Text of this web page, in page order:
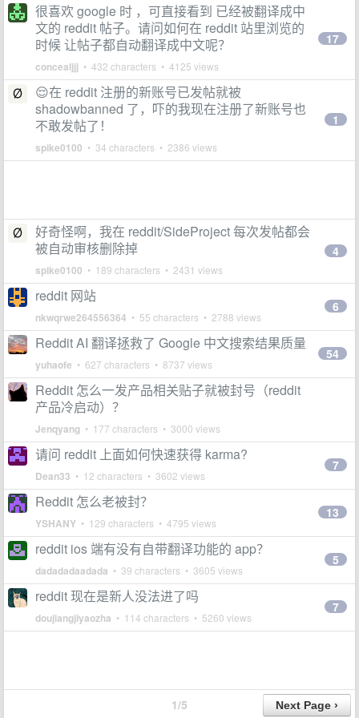
很喜欢 google 时 ，可直接看到 已经被翻译成中
文的 reddit 帖子。请问如何在 reddit 站里浏览的
时候 让帖子都自动翻译成中文呢？
concealjjj • 432 characters • 4125 views
17
😌在 reddit 注册的新账号已发帖就被
shadowbanned 了，吓的我现在注册了新账号也
不敢发帖了！
spike0100 • 34 characters • 2386 views
1
好奇怪啊，我在 reddit/SideProject 每次发帖都会
被自动审核删除掉
spike0100 • 189 characters • 2431 views
4
reddit 网站
nkwqrwe264556364 • 55 characters • 2788 views
6
Reddit AI 翻译拯救了 Google 中文搜索结果质量
yuhaofe • 627 characters • 8737 views
54
Reddit 怎么一发产品相关贴子就被封号（reddit
产品冷启动）？
Jenqyang • 177 characters • 3000 views
请问 reddit 上面如何快速获得 karma?
Dean33 • 12 characters • 3602 views
7
Reddit 怎么老被封？
YSHANY • 129 characters • 4795 views
13
reddit ios 端有没有自带翻译功能的 app？
dadadadaadada • 39 characters • 3605 views
5
reddit 现在是新人没法进了吗
doujiangjiyaozha • 114 characters • 5260 views
7
1/5